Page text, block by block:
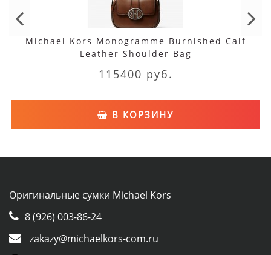
Michael Kors Monogramme Burnished Calf
Leather Shoulder Bag
115400 руб.
В КОРЗИНУ
Оригинальные сумки Michael Kors
8 (926) 003-86-24
zakazy@michaelkors-com.ru